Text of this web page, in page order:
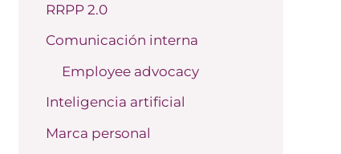
o
r
RRPP 2.0
Comunicación interna
Employee advocacy
Inteligencia artificial
Marca personal